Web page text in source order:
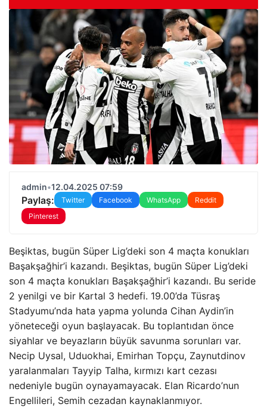
admin•12.04.2025 07:59
Paylaş: Twitter Facebook WhatsApp
Reddit
Pinterest
Beşiktas, bugün Süper Lig’deki son 4 maçta konukları
Başakşağhir’i kazandı. Beşiktas, bugün Süper Lig’deki
son 4 maçta konukları Başakşağhir’i kazandı. Bu seride
2 yenilgi ve bir Kartal 3 hedefi. 19.00’da Tüsraş
Stadyumu’nda hata yapma yolunda Cihan Aydin’in
yöneteceği oyun başlayacak. Bu toplantıdan önce
siyahlar ve beyazların büyük savunma sorunları var.
Necip Uysal, Uduokhai, Emirhan Topçu, Zaynutdinov
yaralanmaları Tayyip Talha, kırmızı kart cezası
nedeniyle bugün oynayamayacak. Elan Ricardo’nun
Engellileri, Semih cezadan kaynaklanmıyor.